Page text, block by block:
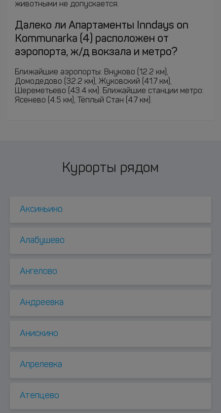
животными не допускается.
Далеко ли Апартаменты Inndays on
Kommunarka (4) расположен от
аэропорта, ж/д вокзала и метро?
Ближайшие аэропорты: Внуково (12.2 км),
Домодедово (32.2 км), Жуковский (41.7 км),
Шереметьево (43.4 км). Ближайшие станции метро:
Ясенево (4.5 км), Тёплый Стан (4.7 км).
Курорты рядом
Аксиньино
Алабушево
Ангелово
Андреевка
Анискино
Апрелевка
Атепцево